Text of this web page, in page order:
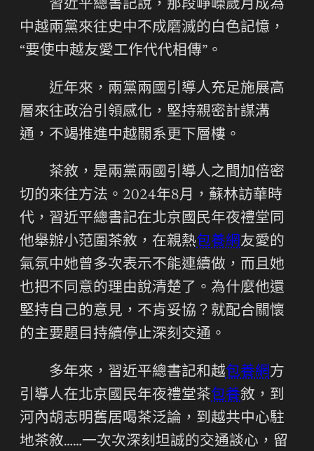
習近平總書記說，那段崢嶸歲月成為
中越兩黨來往史中不成磨滅的白色記憶，
“要使中越友愛工作代代相傳”。
近年來，兩黨兩國引導人充足施展高
層來往政治引領感化，堅持親密計謀溝
通，不竭推進中越關系更下層樓。
茶敘，是兩黨兩國引導人之間加倍密
切的來往方法。2024年8月，蘇林訪華時
代，習近平總書記在北京國民年夜禮堂同
他舉辦小范圍茶敘，在親熱包養網友愛的
氣氛中她曾多次表示不能連續做，而且她
也把不同意的理由說清楚了。為什麼他還
堅持自己的意見，不肯妥協？就配合關懷
的主要題目持續停止深刻交通。
多年來，習近平總書記和越包養網方
引導人在北京國民年夜禮堂茶包養敘，到
河內胡志明舊居喝茶泛論，到越共中心駐
地茶敘……一次次深刻坦誠的交通談心，留